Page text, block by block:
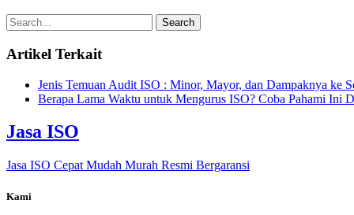
Artikel Terkait
Jenis Temuan Audit ISO : Minor, Mayor, dan Dampaknya ke
Berapa Lama Waktu untuk Mengurus ISO? Coba Pahami Ini
Jasa ISO
Jasa ISO Cepat Mudah Murah Resmi Bergaransi
Kami